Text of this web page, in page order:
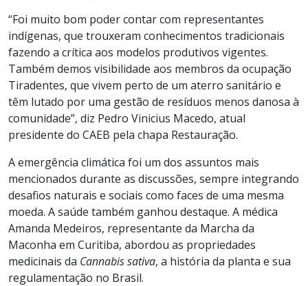
“Foi muito bom poder contar com representantes
indígenas, que trouxeram conhecimentos tradicionais
fazendo a crítica aos modelos produtivos vigentes.
Também demos visibilidade aos membros da ocupação
Tiradentes, que vivem perto de um aterro sanitário e
têm lutado por uma gestão de resíduos menos danosa à
comunidade”, diz Pedro Vinicius Macedo, atual
presidente do CAEB pela chapa Restauração.
A emergência climática foi um dos assuntos mais
mencionados durante as discussões, sempre integrando
desafios naturais e sociais como faces de uma mesma
moeda. A saúde também ganhou destaque. A médica
Amanda Medeiros, representante da Marcha da
Maconha em Curitiba, abordou as propriedades
medicinais da Cannabis sativa, a história da planta e sua
regulamentação no Brasil.